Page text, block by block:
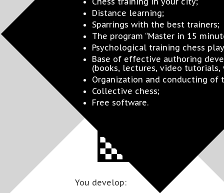
Distance learning;
Sparrings with the best trainers;
The program “Master in 15
Psychological training chess
Base of effective authoring
(books, lectures, video tutorials,
Organization and conducting of
Collective chess;
Free software.
You develop: